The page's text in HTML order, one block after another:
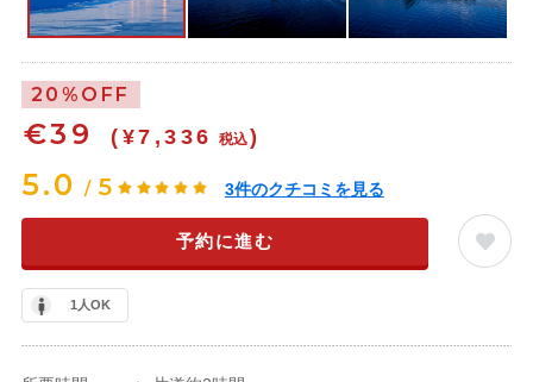
20%OFF
€39 (¥7,336 税込)
5.0 / 5 3件のクチコミを見る
予約に進む
1人OK